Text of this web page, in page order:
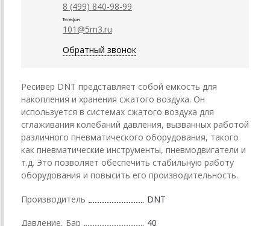
8 (499) 840-98-99
Телефон
101@5m3.ru
Обратный звонок
Ресивер DNT представляет собой емкость для
накопления и хранения сжатого воздуха. Он
используется в системах сжатого воздуха для
сглаживания колебаний давления, вызванных работой
различного пневматического оборудования, такого
как пневматические инструменты, пневмодвигатели и
т.д. Это позволяет обеспечить стабильную работу
оборудования и повысить его производительность.
Производитель DNT
Давление, Бар 40